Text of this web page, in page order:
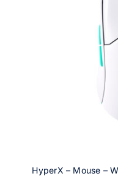
HyperX – Mouse –